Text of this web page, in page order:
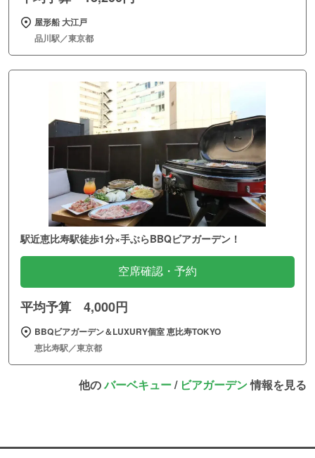
屋形船 大江戸
品川駅／東京都
駅近恵比寿駅徒歩1分×手ぶらBBQビアガーデン！
空席確認・予約
平均予算 4,000円
BBQビアガーデン＆LUXURY個室 恵比寿TOKYO
恵比寿駅／東京都
他のバーベキュー/ ビアガーデン情報を見る